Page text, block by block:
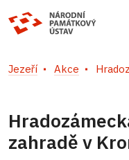
Jezeří Akce
zahradě v